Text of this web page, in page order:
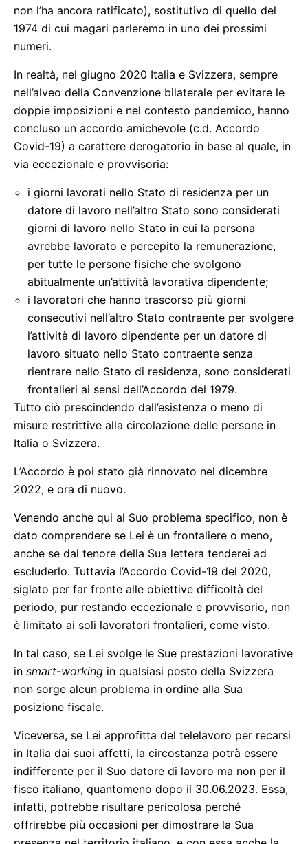
non l’ha ancora ratificato), sostitutivo di quello del
1974 di cui magari parleremo in uno dei prossimi
numeri.
In realtà, nel giugno 2020 Italia e Svizzera, sempre
nell’alveo della Convenzione bilaterale per evitare le
doppie imposizioni e nel contesto pandemico, hanno
concluso un accordo amichevole (c.d. Accordo
Covid-19) a carattere derogatorio in base al quale, in
via eccezionale e provvisoria:
i giorni lavorati nello Stato di residenza per un
datore di lavoro nell’altro Stato sono considerati
giorni di lavoro nello Stato in cui la persona
avrebbe lavorato e percepito la remunerazione,
per tutte le persone fisiche che svolgono
abitualmente un’attività lavorativa dipendente;
i lavoratori che hanno trascorso più giorni
consecutivi nell’altro Stato contraente per svolgere
l’attività di lavoro dipendente per un datore di
lavoro situato nello Stato contraente senza
rientrare nello Stato di residenza, sono considerati
frontalieri ai sensi dell’Accordo del 1979.
Tutto ciò prescindendo dall’esistenza o meno di
misure restrittive alla circolazione delle persone in
Italia o Svizzera.
L’Accordo è poi stato già rinnovato nel dicembre
2022, e ora di nuovo.
Venendo anche qui al Suo problema specifico, non è
dato comprendere se Lei è un frontaliere o meno,
anche se dal tenore della Sua lettera tenderei ad
escluderlo. Tuttavia l’Accordo Covid-19 del 2020,
siglato per far fronte alle obiettive difficoltà del
periodo, pur restando eccezionale e provvisorio, non
è limitato ai soli lavoratori frontalieri, come visto.
In tal caso, se Lei svolge le Sue prestazioni lavorative
in smart-working in qualsiasi posto della Svizzera
non sorge alcun problema in ordine alla Sua
posizione fiscale.
Viceversa, se Lei approfitta del telelavoro per recarsi
in Italia dai suoi affetti, la circostanza potrà essere
indifferente per il Suo datore di lavoro ma non per il
fisco italiano, quantomeno dopo il 30.06.2023. Essa,
infatti, potrebbe risultare pericolosa perché
offrirebbe più occasioni per dimostrare la Sua